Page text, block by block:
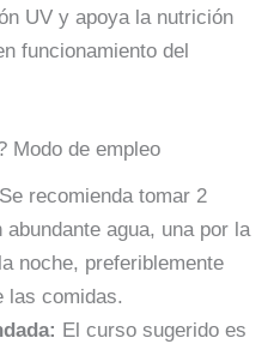
UV y apoya la nutrición
funcionamiento del
Modo de empleo
Se recomienda tomar 2
agua, una por la
noche, preferiblemente
las comidas.
El curso sugerido es